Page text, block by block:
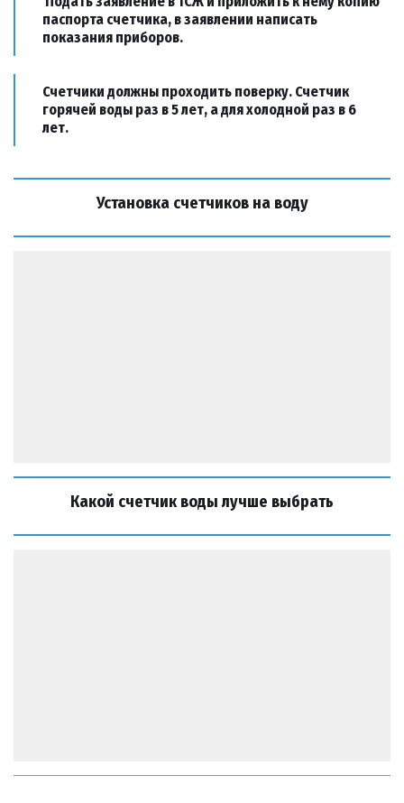
паспорта счетчика, в заявлении написать
показания приборов.
Счетчики должны проходить поверку. Счетчик
горячей воды раз в 5 лет, а для холодной раз в 6
лет.
Установка счетчиков на воду
Какой счетчик воды лучше выбрать